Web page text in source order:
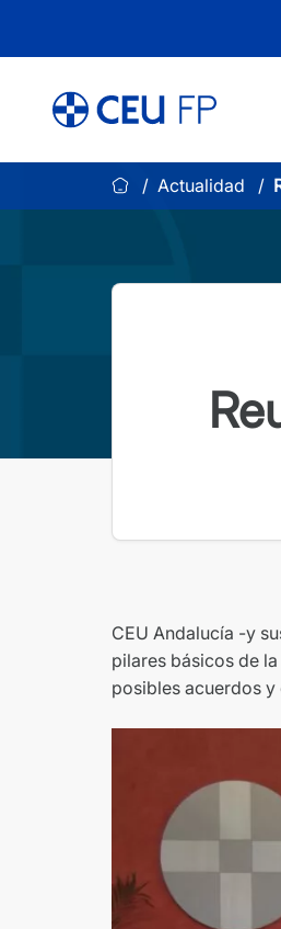
Actualidad
CEU Andalucía -y
pilares básicos de
posibles acuerdos